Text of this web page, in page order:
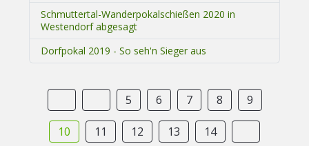
Schmuttertal-Wanderpokalschießen 2020 in
Westendorf abgesagt
Dorfpokal 2019 - So seh'n Sieger aus
5 6 7 8 9
10 11 12 13 14